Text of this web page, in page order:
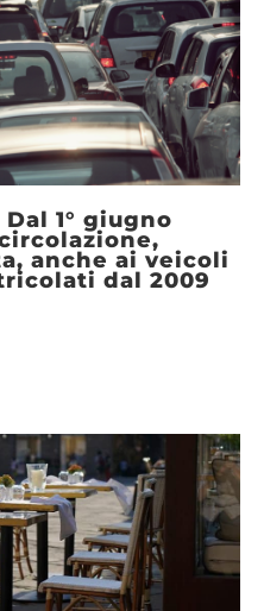
1° giugno
anche ai veicoli
dal 2009